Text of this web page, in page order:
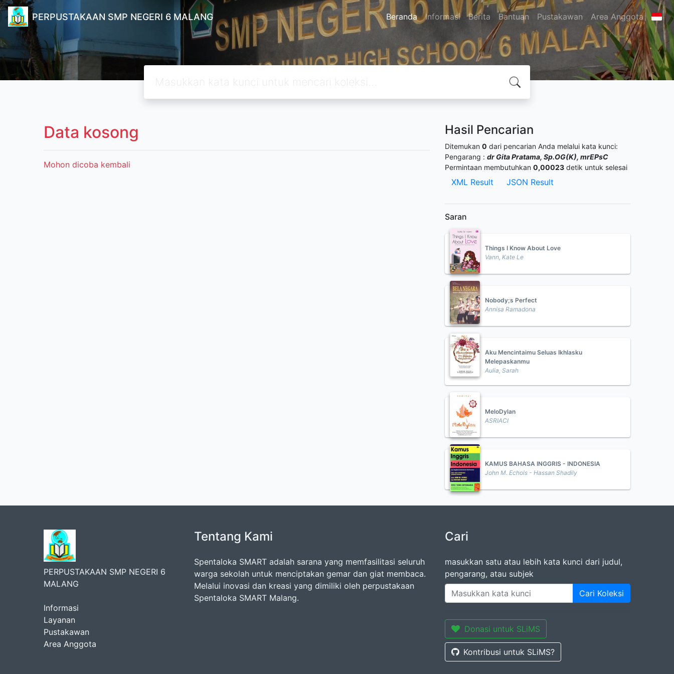
PERPUSTAKAAN SMP NEGERI 6 MALANG Beranda Informasi Berita Bantuan Pustakawan Area Anggota
Data kosong
Mohon dicoba kembali
Hasil Pencarian
Ditemukan 0 dari pencarian Anda melalui kata kunci:
Pengarang : dr Gita Pratama, Sp.OG(K), mrEPsC
Permintaan membutuhkan 0,00023 detik untuk selesai
XML Result JSON Result
Saran
Things I Know About Love
Vann, Kate Le
Nobody;s Perfect
Annisa Ramadona
Aku Mencintaimu Seluas Ikhlasku
Melepaskanmu
Aulia, Sarah
MeloDylan
ASRIACI
KAMUS BAHASA INGGRIS - INDONESIA
John M. Echols - Hassan Shadily
PERPUSTAKAAN SMP NEGERI 6
MALANG
Informasi
Layanan
Pustakawan
Area Anggota
Tentang Kami
Spentaloka SMART adalah sarana yang memfasilitasi seluruh
warga sekolah untuk menciptakan gemar dan giat membaca.
Melalui inovasi dan kreasi yang dimiliki oleh perpustakaan
Spentaloka SMART Malang.
Cari
masukkan satu atau lebih kata kunci dari judul,
pengarang, atau subjek
Cari Koleksi
Donasi untuk SLiMS
Kontribusi untuk SLiMS?